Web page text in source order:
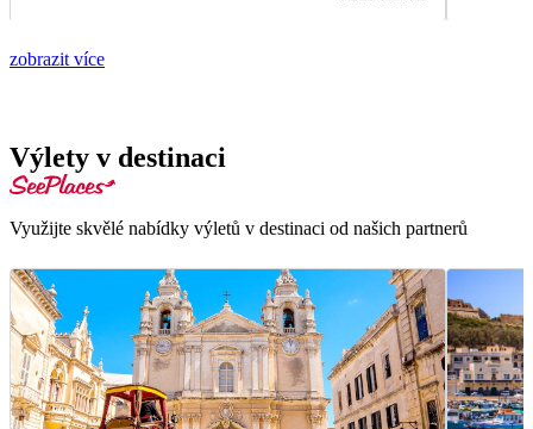
zobrazit více
Výlety v destinaci
Využijte skvělé nabídky výletů v destinaci od našich partnerů